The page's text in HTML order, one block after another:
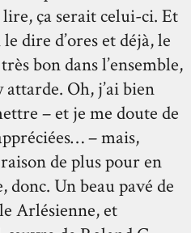
ça serait celui-ci. Et
dire d’ores et déjà, le
bon dans l’ensemble,
attarde. Oh, j’ai bien
– et je me doute de
– mais,
de plus pour en
Un beau pavé de
Arlésienne, et